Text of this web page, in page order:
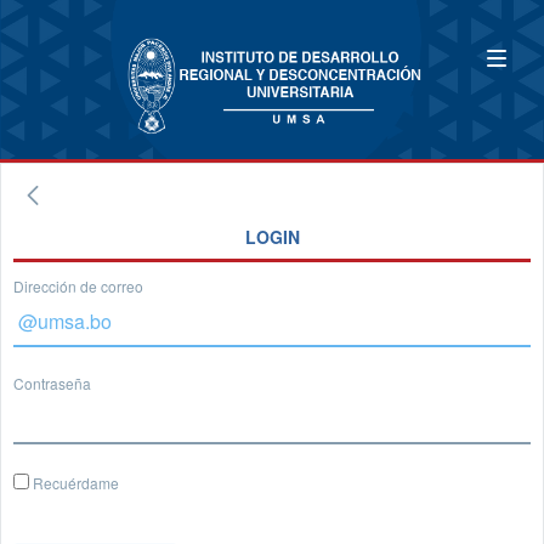
LOGIN
Dirección de correo
Contraseña
Recuérdame